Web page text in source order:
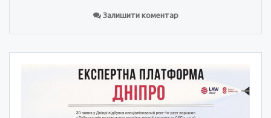
Залишити коментар